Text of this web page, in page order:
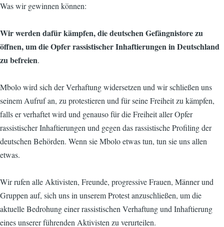
Was wir gewinnen können:
Wir werden dafür kämpfen, die deutschen Gefängnistore zu
öffnen, um die Opfer rassistischer Inhaftierungen in Deutschland
zu befreien.
Mbolo wird sich der Verhaftung widersetzen und wir schließen uns
seinem Aufruf an, zu protestieren und für seine Freiheit zu kämpfen,
falls er verhaftet wird und genauso für die Freiheit aller Opfer
rassistischer Inhaftierungen und gegen das rassistische Profiling der
deutschen Behörden. Wenn sie Mbolo etwas tun, tun sie uns allen
etwas.
Wir rufen alle Aktivisten, Freunde, progressive Frauen, Männer und
Gruppen auf, sich uns in unserem Protest anzuschließen, um die
aktuelle Bedrohung einer rassistischen Verhaftung und Inhaftierung
eines unserer führenden Aktivisten zu verurteilen.